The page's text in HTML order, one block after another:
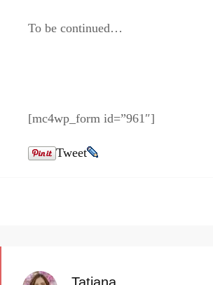
To be continued…
[mc4wp_form id=”961″]
Tweet